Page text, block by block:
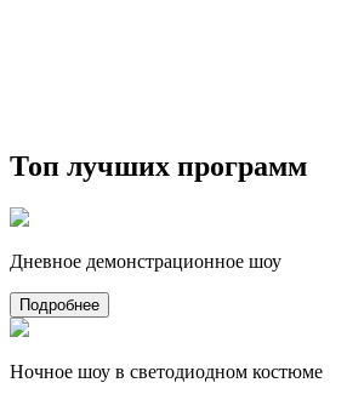
Топ лучших программ
Дневное демонстрационное шоу
Подробнее
Ночное шоу в светодиодном костюме